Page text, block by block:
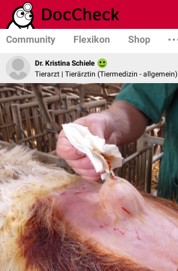
Community Flexikon Shop
Dr. Kristina Schiele
Tierarzt | Tierärztin (Tiermedizin - allgemein)